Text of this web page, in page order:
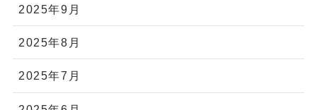
2025年9月
2025年8月
2025年7月